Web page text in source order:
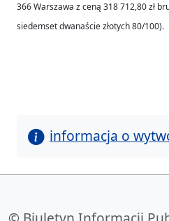
366 Warszawa z ceną 318 712,80 zł
siedemset dwanaście złotych 80/100).
informacja o